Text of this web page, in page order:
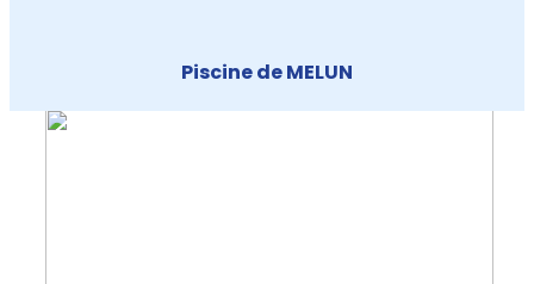
Piscine de MELUN